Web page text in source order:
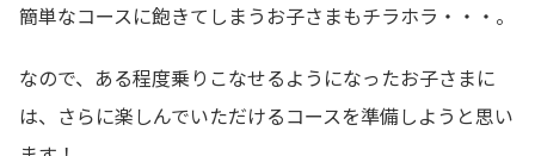
簡単なコースに飽きてしまうお子さまもチラホラ・・・。
なので、ある程度乗りこなせるようになったお子さまに
は、さらに楽しんでいただけるコースを準備しようと思い